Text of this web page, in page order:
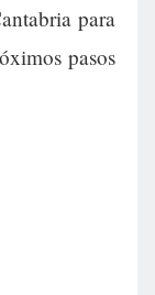
para
pasos